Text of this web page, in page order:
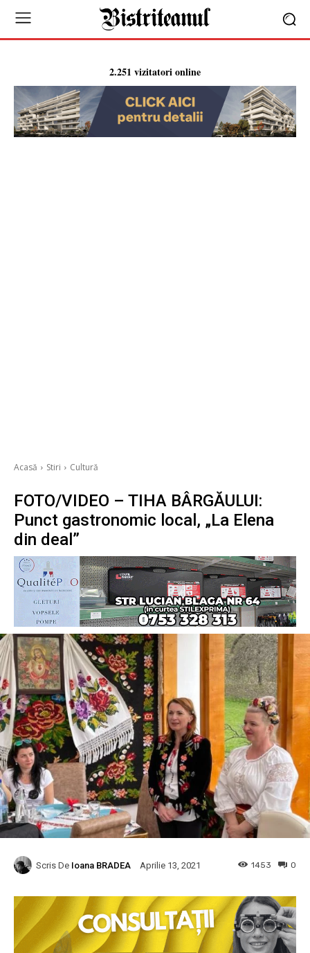
2.251 vizitatori online
Acasă Stiri Cultură
FOTO/VIDEO – TIHA BÂRGĂULUI:
Punct gastronomic local, „La Elena
din deal”
Scris De Ioana BRADEA Aprilie 13, 2021 0
1453